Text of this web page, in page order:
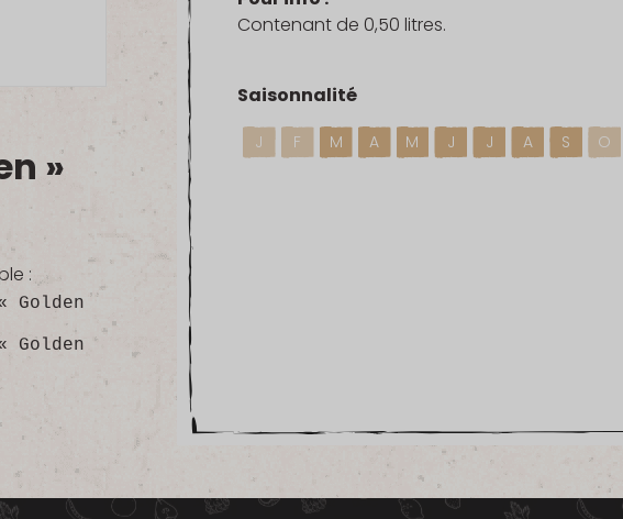
»
:
Golden
Golden
Contenant de 0,50 litres.
Saisonnalité
J F M A M J J A S O